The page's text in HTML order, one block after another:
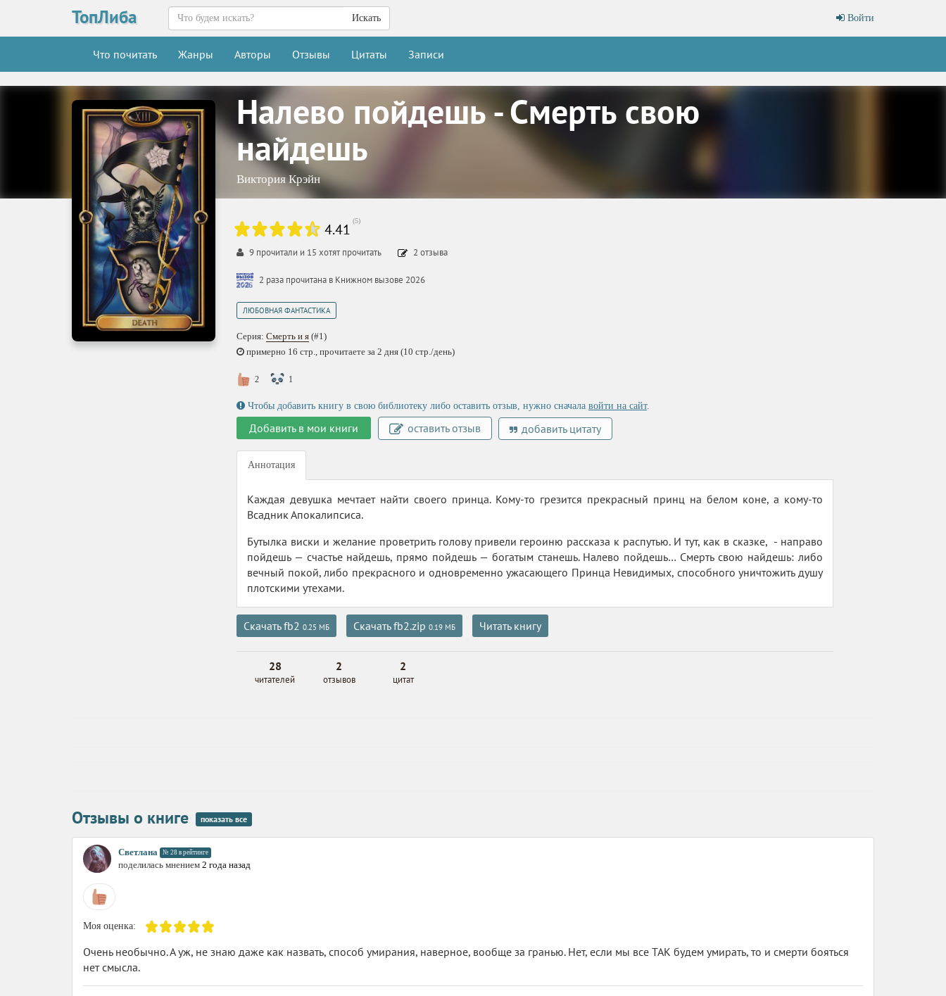
ТопЛиба Войти
Искать
Что почитать Жанры Авторы Отзывы Цитаты Записи
Налево пойдешь - Смерть свою
найдешь
Виктория Крэйн
4.41 (5)
9 прочитали и 15 хотят прочитать 2 отзыва
2 раза прочитана в Книжном вызове 2026
ЛЮБОВНАЯ ФАНТАСТИКА
Серия: Смерть и я (#1)
примерно 16 стр., прочитаете за 2 дня (10 стр./день)
2 1
Чтобы добавить книгу в свою библиотеку либо оставить отзыв, нужно сначала войти на сайт.
Добавить в мои книги оставить отзыв добавить цитату
Аннотация
Каждая девушка мечтает найти своего принца. Кому-то грезится прекрасный принц на белом коне, а кому-то
Всадник Апокалипсиса.
Бутылка виски и желание проветрить голову привели героиню рассказа к распутью. И тут, как в сказке, - направо
пойдешь — счастье найдешь, прямо пойдешь — богатым станешь. Налево пойдешь… Смерть свою найдешь: либо
вечный покой, либо прекрасного и одновременно ужасающего Принца Невидимых, способного уничтожить душу
плотскими утехами.
Скачать fb2 0.25 МБ Скачать fb2.zip 0.19 МБ Читать книгу
28
читателей
2
отзывов
2
цитат
Отзывы о книге показать все
Светлана № 28 в рейтинге
поделилась мнением 2 года назад
Моя оценка:
Очень необычно. А уж, не знаю даже как назвать, способ умирания, наверное, вообще за гранью. Нет, если мы все ТАК будем умирать, то и смерти бояться
нет смысла.